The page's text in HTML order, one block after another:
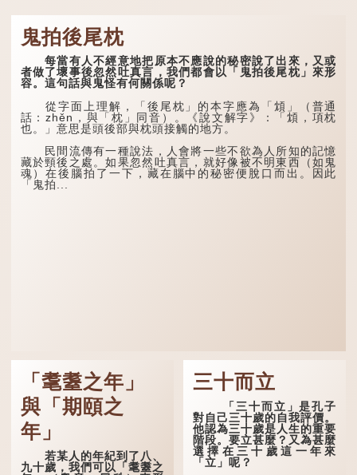
鬼拍後尾枕
每當有人不經意地把原本不應說的秘密說了出來，又或
者做了壞事後忽然吐真言，我們都會以「鬼拍後尾枕」來形
容。這句話與鬼怪有何關係呢？
從字面上理解，「後尾枕」的本字應為「䪴」（普通
話：zhěn，與「枕」同音）。《說文解字》：「䪴，項枕
也。」意思是頭後部與枕頭接觸的地方。
民間流傳有一種說法，人會將一些不欲為人所知的記憶
藏於頸後之處。如果忽然吐真言，就好像被不明東西（如鬼
魂）在後腦拍了一下，藏在腦中的秘密便脫口而出。因此
「鬼拍...
「耄耋之年」
與「期頤之
年」
若某人的年紀到了八、
九十歲，我們可以「耄耋之
三十而立
「三十而立」是孔子
對自己三十歲的自我評價。
他認為三十歲是人生的重要
階段。要立甚麼？又為甚麼
選擇在三十歲這一年來
「立」呢？